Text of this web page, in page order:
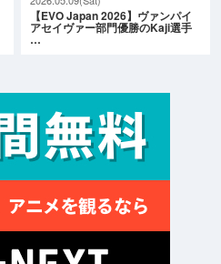
2026.05.09(Sat)
【EVO Japan 2026】ヴァンパイ
アセイヴァー部門優勝のKaji選手
…